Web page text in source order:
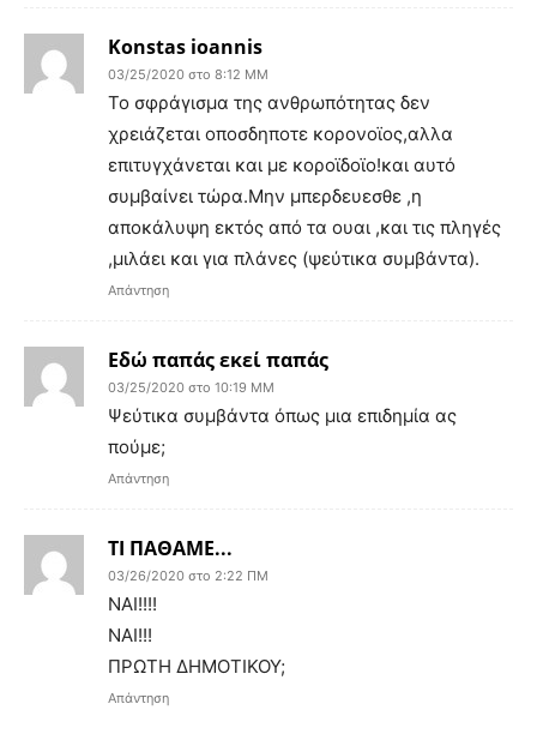
Konstas ioannis
03/25/2020 στο 8:12 ΜΜ
Το σφράγισμα της ανθρωπότητας δεν
χρειάζεται οποσδηποτε κορονοϊος,αλλα
επιτυγχάνεται και με κοροϊδοϊο!και αυτό
συμβαίνει τώρα.Μην μπερδευεσθε ,η
αποκάλυψη εκτός από τα ουαι ,και τις πληγές
,μιλάει και για πλάνες (ψεύτικα συμβάντα).
Απάντηση
Εδώ παπάς εκεί παπάς
03/25/2020 στο 10:19 ΜΜ
Ψεύτικα συμβάντα όπως μια επιδημία ας
πούμε;
Απάντηση
ΤΙ ΠΑΘΑΜΕ...
03/26/2020 στο 2:22 ΠΜ
ΝΑΙ!!!!
ΝΑΙ!!!
ΠΡΩΤΗ ΔΗΜΟΤΙΚΟΥ;
Απάντηση